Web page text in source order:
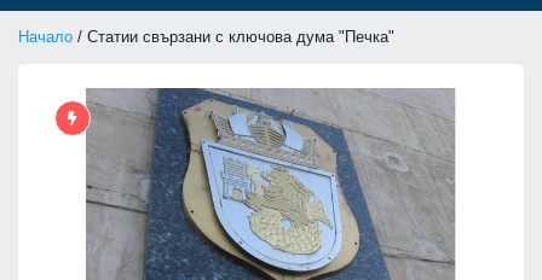
Начало / Статии свързани с ключова дума "Печка"